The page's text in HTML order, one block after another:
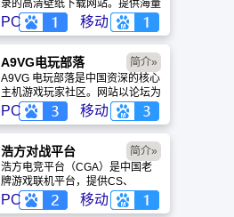
录的高清壁纸下载网站。提供海量
4K、8K超清电脑与手机壁纸，涵
盖动漫、风景、赛博朋克等多元风
格。支持动态壁纸与头像制作，国
内访问极速，是美化桌面的首选平
台。
PC 移动
A9VG电玩部落
A9VG 电玩部落是中国资深的核心
主机游戏玩家社区。网站以论坛为
核心，提供全面的主机游戏资讯、
攻略和资料库，覆盖
PlayStation、Xbox、Switch 等全
平台。凭借其深厚的历史积淀和活
跃的用户群体，A9VG 成为硬核玩
家交流心得、分享攻略的首选平台
之一。
PC 移动
简介»
浩方对战平台
浩方电竞平台（CGA）是中国老
牌游戏联机平台，提供CS、
War3、星际争霸等经典游戏的稳
定联机服务。重温DOTA1的激情
PC 移动
简介»